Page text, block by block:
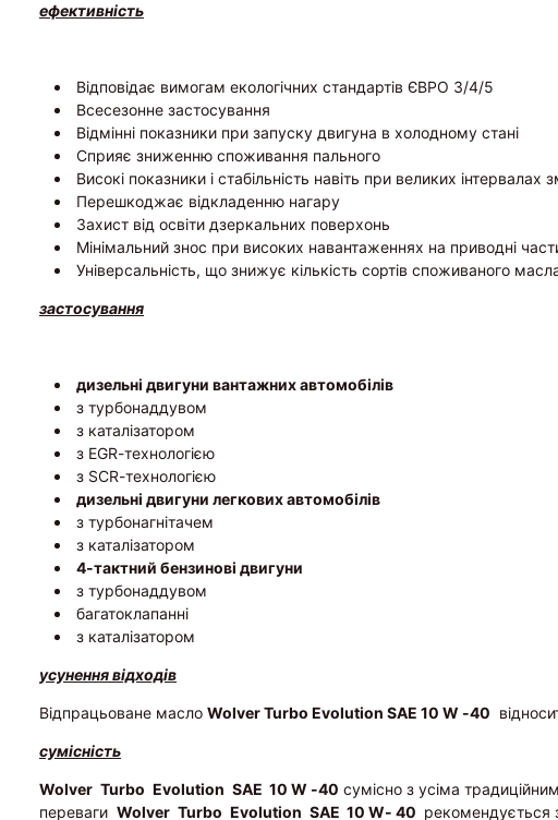
ефективність
Відповідає вимогам екологічних стандартів ЄВРО 3/4/5
Всесезонне застосування
Відмінні показники при запуску двигуна в холодному стані
Сприяє зниженню споживання пального
Високі показники і стабільність навіть при великих інтервалах
Перешкоджає відкладенню нагару
Захист від освіти дзеркальних поверхонь
Мінімальний знос при високих навантаженнях на приводні
Універсальність, що знижує кількість сортів споживаного
застосування
дизельні двигуни вантажних автомобілів
з турбонаддувом
з каталізатором
з EGR-технологією
з SCR-технологією
дизельні двигуни легкових автомобілів
з турбонагнітачем
з каталізатором
4-тактний бензинові двигуни
з турбонаддувом
багатоклапанні
з каталізатором
усунення відходів
Відпрацьоване масло Wolver Turbo Evolution SAE 10 W -40
сумісність
Wolver Turbo Evolution SAE 10 W -40 сумісно з усіма
переваги Wolver Turbo Evolution SAE 10 W- 40 рекомендується